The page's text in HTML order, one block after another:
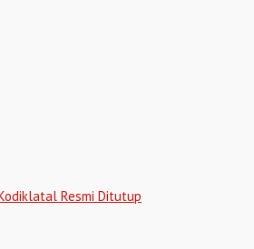
Resmi Ditutup